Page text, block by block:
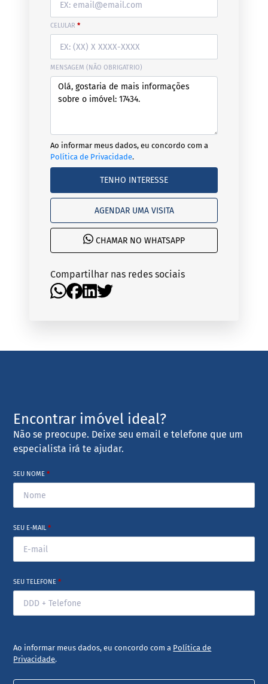
CELULAR *
MENSAGEM (NÃO OBRIGATRIO)
Ao informar meus dados, eu concordo com a
Política de Privacidade.
TENHO INTERESSE
AGENDAR UMA VISITA
CHAMAR NO WHATSAPP
Compartilhar nas redes sociais
Encontrar imóvel ideal?
Não se preocupe. Deixe seu email e telefone que um
especialista irá te ajudar.
SEU NOME*
SEU E-MAIL*
SEU TELEFONE*
Ao informar meus dados, eu concordo com a Política de
Privacidade.